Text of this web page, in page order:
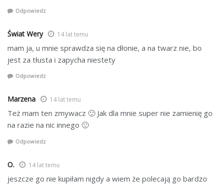
Odpowiedz
Świat Wery 14 lat temu
mam ja, u mnie sprawdza się na dłonie, a na twarz nie, bo
jest za tłusta i zapycha niestety
Odpowiedz
Marzena 14 lat temu
Też mam ten zmywacz 🙂 Jak dla mnie super nie zamienię go
na razie na nic innego 🙂
Odpowiedz
O. 14 lat temu
jeszcze go nie kupiłam nigdy a wiem że polecają go bardzo